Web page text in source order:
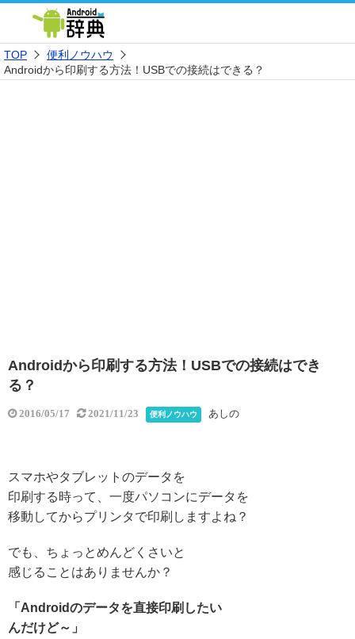
TOP
便利ノウハウ
Androidから印刷する方法！USBでの接続はできる？
Androidから印刷する方法！USBでの接続はでき
る？
2016/05/17 2021/11/23 便利ノウハウ あしの
スマホやタブレットのデータを
印刷する時って、一度パソコンにデータを
移動してからプリンタで印刷しますよね？
でも、ちょっとめんどくさいと
感じることはありませんか？
「Androidのデータを直接印刷したい
んだけど～」